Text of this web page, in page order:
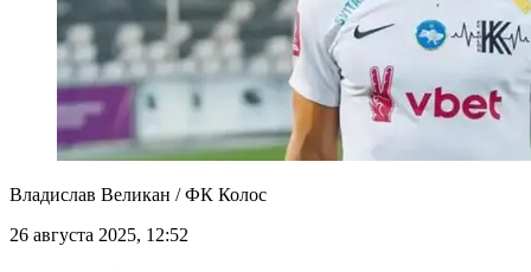
Владислав Великан / ФК Колос
26 августа 2025, 12:52